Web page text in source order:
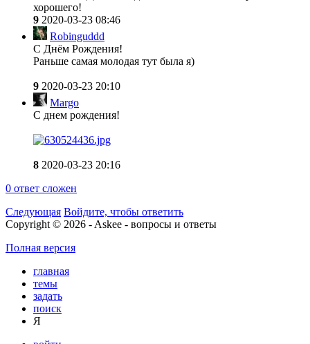
хорошего!
9 2020-03-23 08:46
Robinguddd
С Днём Рождения!
Раньше самая молодая тут была я)
9 2020-03-23 20:10
Margo
С днем рождения!
8 2020-03-23 20:16
0 ответ сложен
Следующая Войдите, чтобы ответить
Copyright © 2026 - Askee - вопросы и ответы
Полная версия
главная
темы
задать
поиск
Я